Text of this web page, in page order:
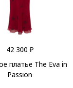
42 300 ₽
платье The Eva in
Passion